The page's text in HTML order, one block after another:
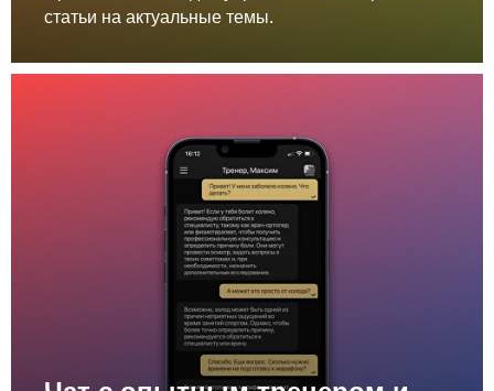
статьи на актуальные темы.